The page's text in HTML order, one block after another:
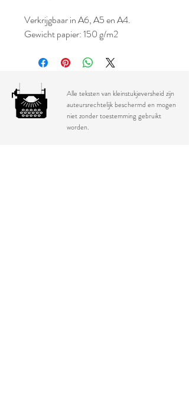
Verkrijgbaar in A6, A5 en A4.
Gewicht papier: 150 g/m2
Alle teksten van kleinstukjeversheid zijn
auteursrechtelijk beschermd en mogen
niet zonder toestemming gebruikt
worden.